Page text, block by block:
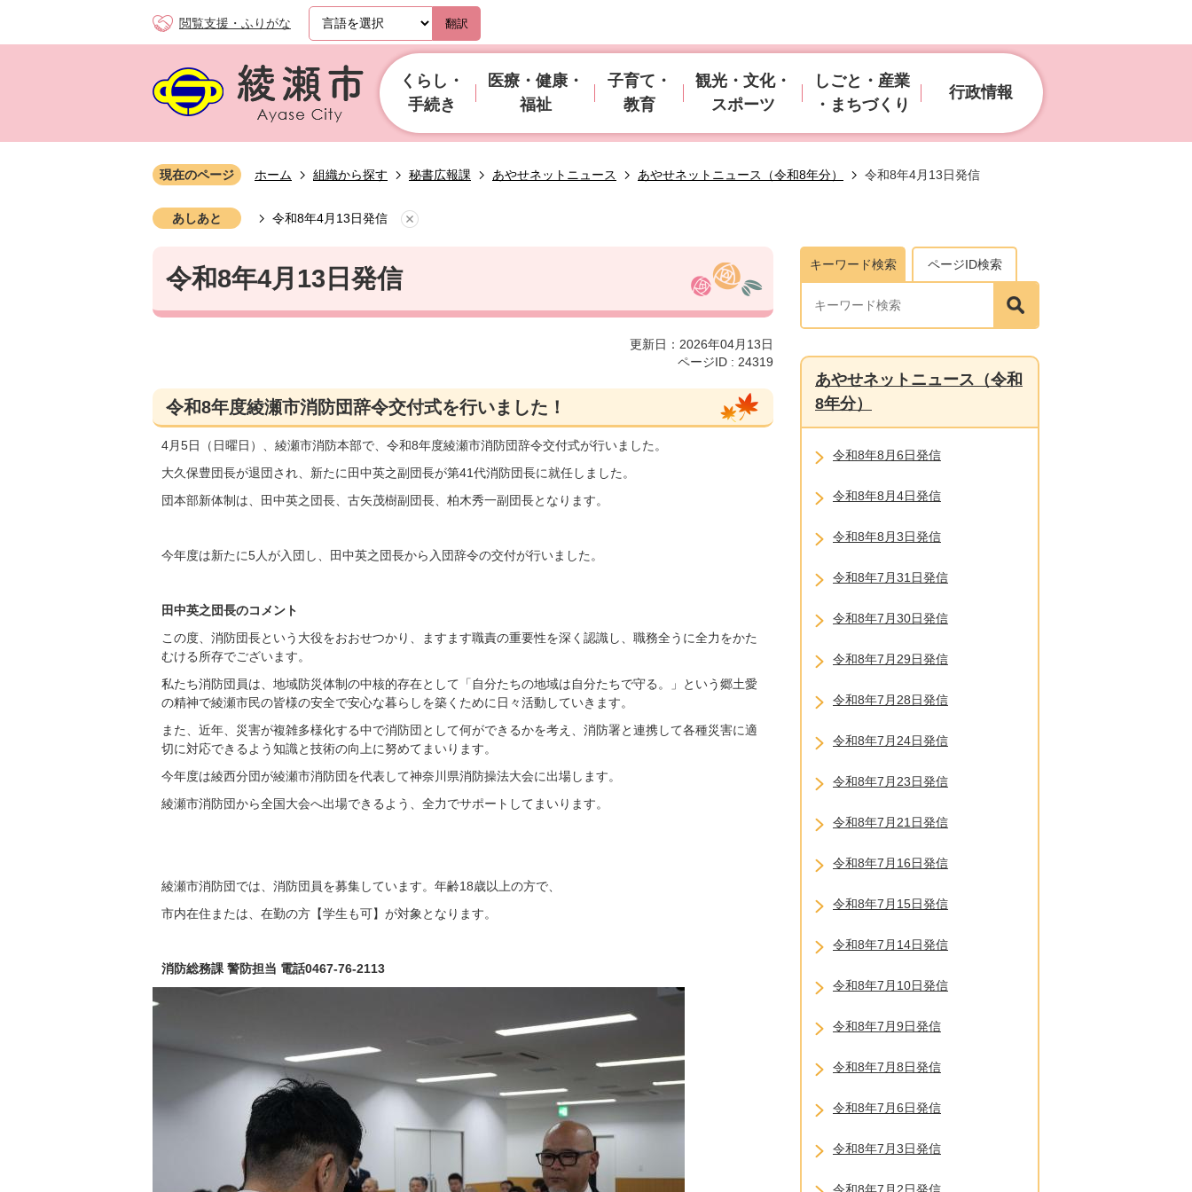
閲覧支援・ふりがな 翻訳
くらし・
手続き
医療・健康・
福祉
子育て・
教育
観光・文化・
スポーツ
しごと・産業
・まちづくり
行政情報
現在のページ ホーム 組織から探す 秘書広報課 あやせネットニュース あやせネットニュース（令和8年分） 令和8年4月13日発信
あしあと 令和8年4月13日発信
令和8年4月13日発信
更新日：2026年04月13日
ページID : 24319
令和8年度綾瀬市消防団辞令交付式を行いました！
4月5日（日曜日）、綾瀬市消防本部で、令和8年度綾瀬市消防団辞令交付式が行いました。
大久保豊団長が退団され、新たに田中英之副団長が第41代消防団長に就任しました。
団本部新体制は、田中英之団長、古矢茂樹副団長、柏木秀一副団長となります。
今年度は新たに5人が入団し、田中英之団長から入団辞令の交付が行いました。
田中英之団長のコメント
この度、消防団長という大役をおおせつかり、ますます職責の重要性を深く認識し、職務全うに全力をかた
むける所存でございます。
私たち消防団員は、地域防災体制の中核的存在として「自分たちの地域は自分たちで守る。」という郷土愛
の精神で綾瀬市民の皆様の安全で安心な暮らしを築くために日々活動していきます。
また、近年、災害が複雑多様化する中で消防団として何ができるかを考え、消防署と連携して各種災害に適
切に対応できるよう知識と技術の向上に努めてまいります。
今年度は綾西分団が綾瀬市消防団を代表して神奈川県消防操法大会に出場します。
綾瀬市消防団から全国大会へ出場できるよう、全力でサポートしてまいります。
綾瀬市消防団では、消防団員を募集しています。年齢18歳以上の方で、
市内在住または、在勤の方【学生も可】が対象となります。
消防総務課 警防担当 電話0467-76-2113
キーワード検索 ページID検索
あやせネットニュース（令和
8年分）
令和8年8月6日発信
令和8年8月4日発信
令和8年8月3日発信
令和8年7月31日発信
令和8年7月30日発信
令和8年7月29日発信
令和8年7月28日発信
令和8年7月24日発信
令和8年7月23日発信
令和8年7月21日発信
令和8年7月16日発信
令和8年7月15日発信
令和8年7月14日発信
令和8年7月10日発信
令和8年7月9日発信
令和8年7月8日発信
令和8年7月6日発信
令和8年7月3日発信